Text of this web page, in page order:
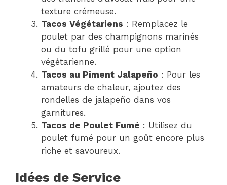
texture crémeuse.
Tacos Végétariens : Remplacez le
poulet par des champignons marinés
ou du tofu grillé pour une option
végétarienne.
Tacos au Piment Jalapeño : Pour les
amateurs de chaleur, ajoutez des
rondelles de jalapeño dans vos
garnitures.
Tacos de Poulet Fumé : Utilisez du
poulet fumé pour un goût encore plus
riche et savoureux.
Idées de Service